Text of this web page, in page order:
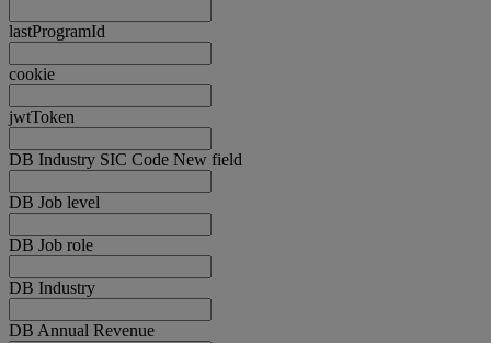
lastProgramId
cookie
jwtToken
DB Industry SIC Code New field
DB Job level
DB Job role
DB Industry
DB Annual Revenue